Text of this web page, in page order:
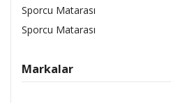
Sporcu Matarası
Sporcu Matarası
Markalar